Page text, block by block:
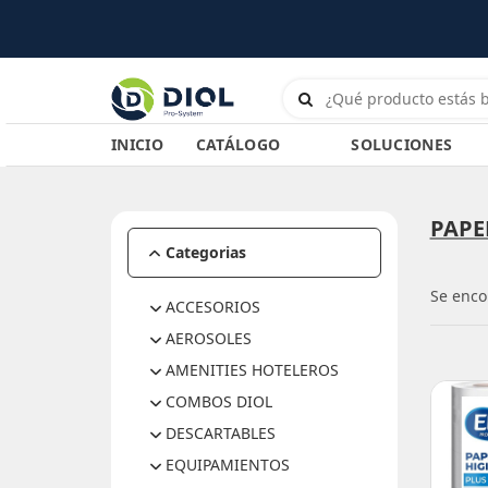
INICIO CATÁLOGO SOLUCIONES
Categorias
ACCESORIOS
Baldes y Prensas
Carros
Secadores
Esponjas / Rejillas /
Trapos Pisos
AEROSOLES
Aromatizantes
Desinfectante Ambientes
Lustra Muebles
AMENITIES HOTELEROS
Cofias y Peines
Jabón Hotel
Profilacticos PRIME
COMBOS DIOL
INT-01
MAX-01
DESCARTABLES
Guantes
EQUIPAMIENTOS
Se